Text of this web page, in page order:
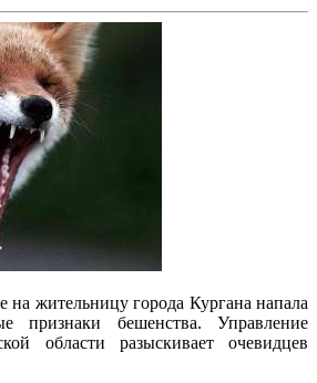
жительницу города Кургана напала
признаки бешенства. Управление
области разыскивает очевидцев